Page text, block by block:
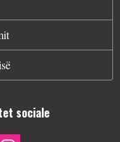
sociale